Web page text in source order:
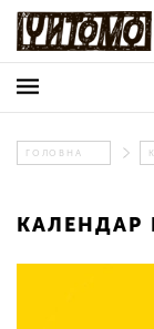
ГОЛОВНА
КАЛЕНДАР